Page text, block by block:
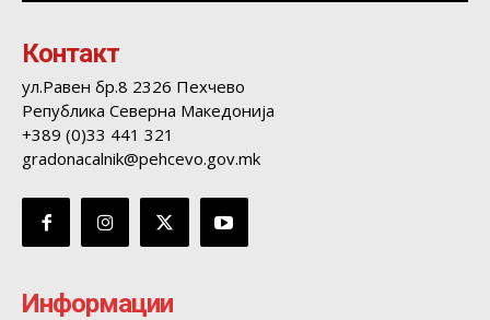
Контакт
ул.Равен бр.8 2326 Пехчево
Република Северна Македонија
+389 (0)33 441 321
gradonacalnik@pehcevo.gov.mk
Информации